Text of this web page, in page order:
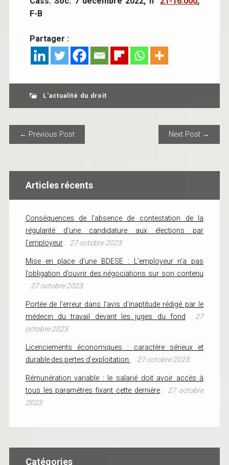
F-B
Partager :
L'actualité du droit
POST NAVIGATION
← Previous Post Next Post →
Articles récents
Conséquences de l’absence de contestation de la
régularité d’une candidature aux élections par
l’employeur
27 octobre 2023
Mise en place d’une BDESE : L’employeur n’a pas
l’obligation d’ouvrir des négociations sur son contenu
27 octobre 2023
Portée de l’erreur dans l’avis d’inaptitude rédigé par le
médecin du travail devant les juges du fond
27
octobre 2023
Licenciements économiques : caractère sérieux et
durable des pertes d’exploitation
27 octobre 2023
Rémunération variable : le salarié doit avoir accès à
tous les paramètres fixant cette dernière
27 octobre
2023
Catégories